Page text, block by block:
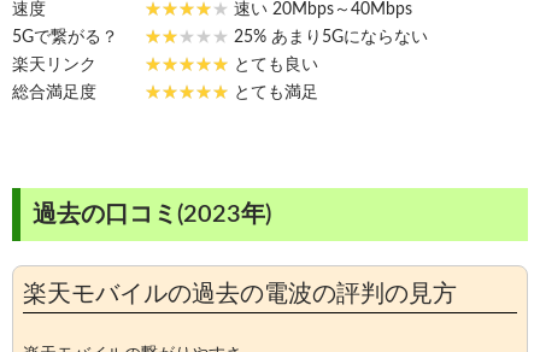
速度
速い 20Mbps～40Mbps
5Gで繋がる？
25% あまり5Gにならない
楽天リンク
とても良い
総合満足度
とても満足
過去の口コミ(2023年)
楽天モバイルの過去の電波の評判の見方